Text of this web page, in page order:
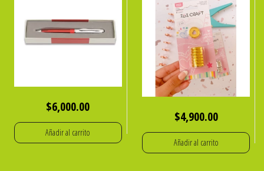
$6,000.00
Añadir al carrito
$4,900.00
Añadir al carrito